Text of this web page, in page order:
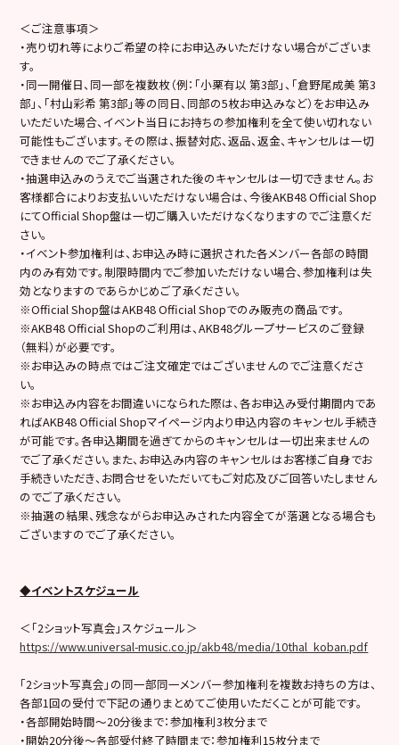
＜ご注意事項＞
・売り切れ等によりご希望の枠にお申込みいただけない場合がございま
す。
・同一開催日、同一部を複数枚（例：「小栗有以 第3部」、「倉野尾成美 第3
部」、「村山彩希 第3部」等の同日、同部の5枚お申込みなど）をお申込み
いただいた場合、イベント当日にお持ちの参加権利を全て使い切れない
可能性もございます。その際は、振替対応、返品、返金、キャンセルは一切
できませんのでご了承ください。
・抽選申込みのうえでご当選された後のキャンセルは一切できません。お
客様都合によりお支払いいただけない場合は、今後AKB48 Official Shop
にてOfficial Shop盤は一切ご購入いただけなくなりますのでご注意くだ
さい。
・イベント参加権利は、お申込み時に選択された各メンバー各部の時間
内のみ有効です。制限時間内でご参加いただけない場合、参加権利は失
効となりますのであらかじめご了承ください。
※Official Shop盤はAKB48 Official Shopでのみ販売の商品です。
※AKB48 Official Shopのご利用は、AKB48グループサービスのご登録
（無料）が必要です。
※お申込みの時点ではご注文確定ではございませんのでご注意くださ
い。
※お申込み内容をお間違いになられた際は、各お申込み受付期間内であ
ればAKB48 Official Shopマイページ内より申込内容のキャンセル手続き
が可能です。各申込期間を過ぎてからのキャンセルは一切出来ませんの
でご了承ください。また、お申込み内容のキャンセルはお客様ご自身でお
手続きいただき、お問合せをいただいてもご対応及びご回答いたしません
のでご了承ください。
※抽選の結果、残念ながらお申込みされた内容全てが落選となる場合も
ございますのでご了承ください。
◆イベントスケジュール
＜「2ショット写真会」スケジュール＞
https://www.universal-music.co.jp/akb48/media/10thal_koban.pdf
「2ショット写真会」の同一部同一メンバー参加権利を複数お持ちの方は、
各部1回の受付で下記の通りまとめてご使用いただくことが可能です。
・各部開始時間～20分後まで：参加権利3枚分まで
・開始20分後〜各部受付終了時間まで：参加権利15枚分まで